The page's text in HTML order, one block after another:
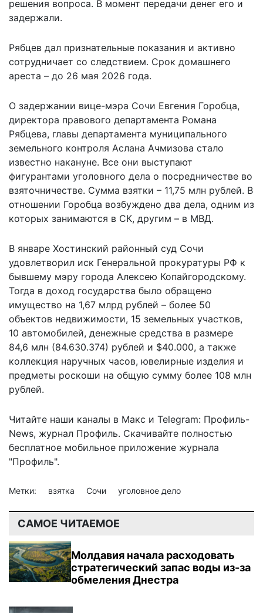
решения вопроса. В момент передачи денег его и
задержали.
Рябцев дал признательные показания и активно
сотрудничает со следствием. Срок домашнего
ареста – до 26 мая 2026 года.
О задержании вице-мэра Сочи Евгения Горобца,
директора правового департамента Романа
Рябцева, главы департамента муниципального
земельного контроля Аслана Ачмизова стало
известно накануне. Все они выступают
фигурантами уголовного дела о посредничестве во
взяточничестве. Сумма взятки – 11,75 млн рублей. В
отношении Горобца возбуждено два дела, одним из
которых занимаются в СК, другим – в МВД.
В январе Хостинский районный суд Сочи
удовлетворил иск Генеральной прокуратуры РФ к
бывшему мэру города Алексею Копайгородскому.
Тогда в доход государства было обращено
имущество на 1,67 млрд рублей – более 50
объектов недвижимости, 15 земельных участков,
10 автомобилей, денежные средства в размере
84,6 млн (84.630.374) рублей и $40.000, а также
коллекция наручных часов, ювелирные изделия и
предметы роскоши на общую сумму более 108 млн
рублей.
Читайте наши каналы в Макс и Telegram: Профиль-
News, журнал Профиль. Скачивайте полностью
бесплатное мобильное приложение журнала
"Профиль".
Метки: взятка Сочи уголовное дело
САМОЕ ЧИТАЕМОЕ
Молдавия начала расходовать
стратегический запас воды из-за
обмеления Днестра